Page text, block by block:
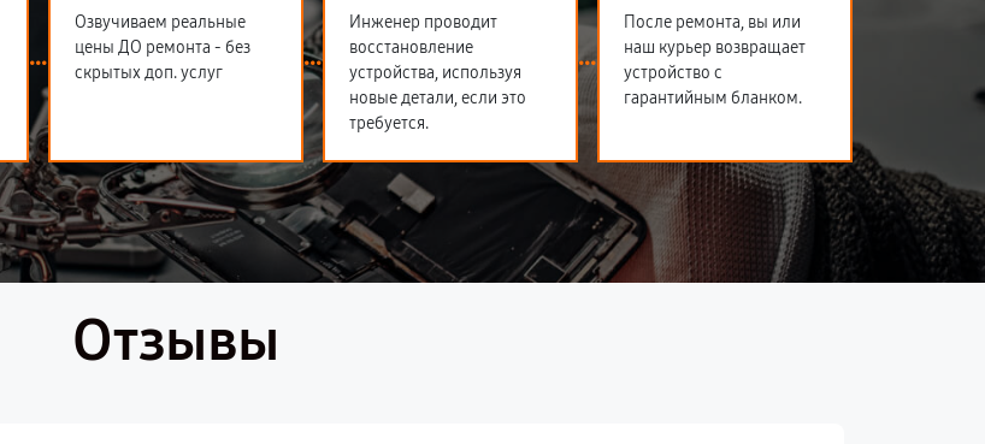
Озвучиваем реальные
цены ДО ремонта - без
скрытых доп. услуг
Инженер проводит
восстановление
устройства, используя
новые детали, если это
требуется.
После ремонта, вы или
наш курьер возвращает
устройство с
гарантийным бланком.
Отзывы